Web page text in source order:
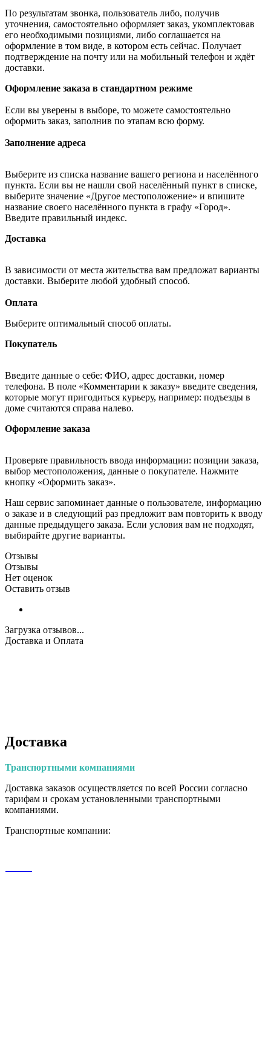
По результатам звонка, пользователь либо, получив
уточнения, самостоятельно оформляет заказ, укомплектовав
его необходимыми позициями, либо соглашается на
оформление в том виде, в котором есть сейчас. Получает
подтверждение на почту или на мобильный телефон и ждёт
доставки.
Оформление заказа в стандартном режиме
Если вы уверены в выборе, то можете самостоятельно
оформить заказ, заполнив по этапам всю форму.
Заполнение адреса
Выберите из списка название вашего региона и населённого
пункта. Если вы не нашли свой населённый пункт в списке,
выберите значение «Другое местоположение» и впишите
название своего населённого пункта в графу «Город».
Введите правильный индекс.
Доставка
В зависимости от места жительства вам предложат варианты
доставки. Выберите любой удобный способ.
Оплата
Выберите оптимальный способ оплаты.
Покупатель
Введите данные о себе: ФИО, адрес доставки, номер
телефона. В поле «Комментарии к заказу» введите сведения,
которые могут пригодиться курьеру, например: подъезды в
доме считаются справа налево.
Оформление заказа
Проверьте правильность ввода информации: позиции заказа,
выбор местоположения, данные о покупателе. Нажмите
кнопку «Оформить заказ».
Наш сервис запоминает данные о пользователе, информацию
о заказе и в следующий раз предложит вам повторить к вводу
данные предыдущего заказа. Если условия вам не подходят,
выбирайте другие варианты.
Отзывы
Отзывы
Нет оценок
Оставить отзыв
Загрузка отзывов...
Доставка и Оплата
Доставка
Транспортными компаниями
Доставка заказов осуществляется по всей России согласно
тарифам и срокам установленными транспортными
компаниями.
Транспортные компании: